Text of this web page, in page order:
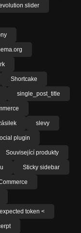
slider
Shortcake
single_post_title
slevy
plugin
Související produkty
Sticky sidebar
token <